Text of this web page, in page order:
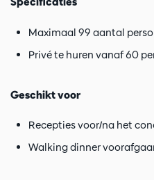
Maximaal 99 aantal
Privé te huren vanaf 60
Geschikt voor
Recepties voor/na het
Walking dinner